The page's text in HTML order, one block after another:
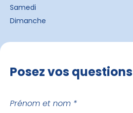
Samedi
Dimanche
Posez vos questions
Prénom